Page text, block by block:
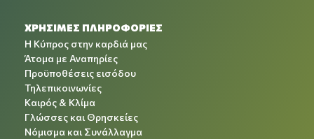
ΧΡΉΣΙΜΕΣ ΠΛΗΡΟΦΟΡΊΕΣ
Η Κύπρος στην καρδιά μας
Άτομα με Αναπηρίες
Προϋποθέσεις εισόδου
Τηλεπικοινωνίες
Καιρός & Κλίμα
Γλώσσες και Θρησκείες
Νόμισμα και Συνάλλαγμα